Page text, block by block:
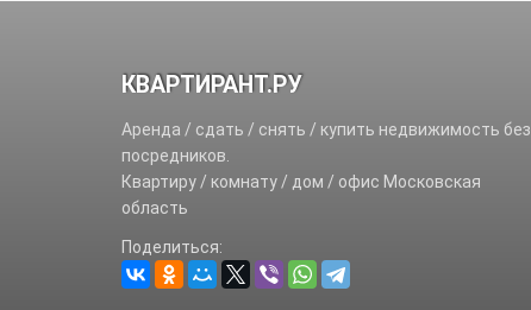
КВАРТИРАНТ.РУ
Аренда / сдать / снять / купить недвижимость без
посредников.
Квартиру / комнату / дом / офис Московская
область
Поделиться: